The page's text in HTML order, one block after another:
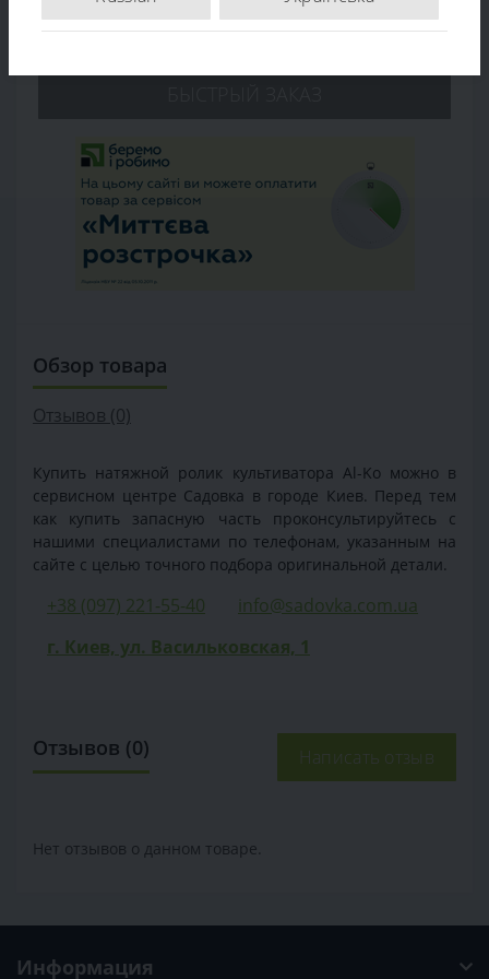
В КОРЗИНУ
Обзор товара
Отзывов (0)
Купить натяжной ролик культиватора Al-Ko можно в
сервисном центре Садовка в городе Киев. Перед тем
как купить запасную часть проконсультируйтесь с
нашими специалистами по телефонам, указанным на
сайте с целью точного подбора оригинальной детали.
+38 (097) 221-55-40
info@sadovka.com.ua
г. Киев, ул. Васильковская, 1
Отзывов (0) Написать отзыв
Нет отзывов о данном товаре.
Информация